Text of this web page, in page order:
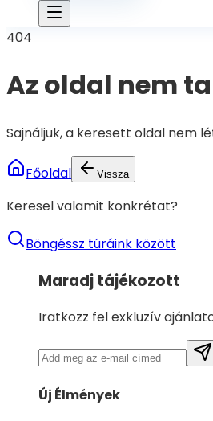
404
Az oldal nem
Sajnáljuk, a keresett oldal nem
Főoldal Vissza
Keresel valamit konkrétat?
Böngéssz túráink között
Maradj tájékozott
Iratkozz fel exkluzív
Új Élmények